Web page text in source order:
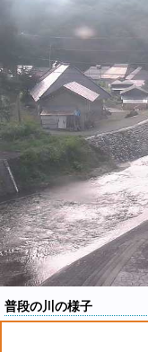
普段の川の様子